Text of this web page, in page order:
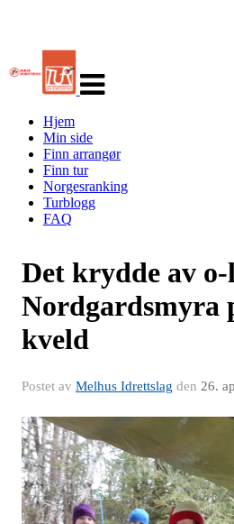
navigasjon
Hjem
Min side
Finn arrangør
Finn tur
Norgesranking
Turblogg
FAQ
Det krydde av
Nordgardsmyra
kveld
Postet av Melhus Idrettslag den 26.